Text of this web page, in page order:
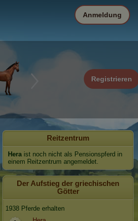
Registrieren
Anmeldung
Reitzentrum
Heraist noch nicht als Pensionspferd in
einem Reitzentrum angemeldet.
Der Aufstieg der griechischen
Götter
1938 Pferde erhalten